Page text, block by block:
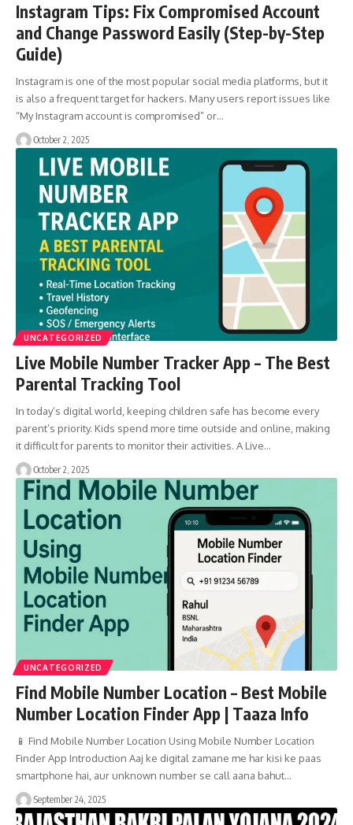
Instagram Tips: Fix Compromised Account
and Change Password Easily (Step-by-Step
Guide)
Instagram is one of the most popular social media platforms, but it
is also a frequent target for hackers. Many users report issues like
“My Instagram account is compromised” or…
October 2, 2025
UNCATEGORIZED
Live Mobile Number Tracker App – The Best
Parental Tracking Tool
In today’s digital world, keeping children safe has become every
parent’s priority. Kids spend more time outside and online, making
it difficult for parents to monitor their activities. A Live…
October 2, 2025
UNCATEGORIZED
Find Mobile Number Location – Best Mobile
Number Location Finder App | Taaza Info
📱 Find Mobile Number Location Using Mobile Number Location
Finder App Introduction Aaj ke digital zamane me har kisi ke paas
smartphone hai, aur unknown number se call aana bahut…
September 24, 2025